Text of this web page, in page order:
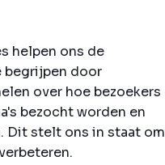
helpen ons de
begrijpen door
over hoe bezoekers
bezocht worden en
Dit stelt ons in staat om